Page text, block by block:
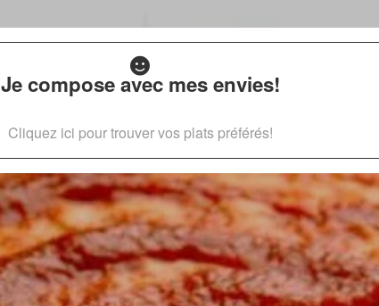
Je compose avec mes envies!
Cliquez ici pour trouver vos plats préférés!